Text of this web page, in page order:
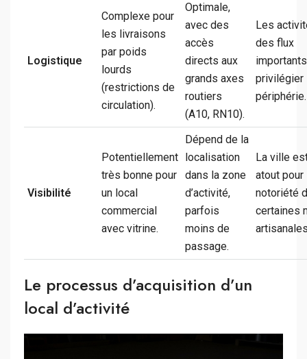
Logistique
Complexe pour
les livraisons
par poids
lourds
(restrictions de
circulation).
Optimale,
avec des
accès
directs aux
grands axes
routiers
(A10, RN10).
Les
des flux
privilégier
périphérie.
Visibilité
Potentiellement
très bonne pour
un local
commercial
avec vitrine.
Dépend de la
localisation
dans la zone
d’activité,
parfois
moins de
passage.
La ville
atout pour
notoriété
certaines
Le processus d’acquisition d’un
local d’activité